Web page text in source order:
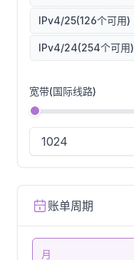
IPv4/25(126个可用)
IPv4/24(254个可用)
宽带(国际线路)
账单周期
月